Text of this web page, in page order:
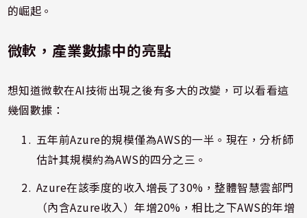
的崛起。
微軟，產業數據中的亮點
想知道微軟在AI技術出現之後有多大的改變，可以看看這
幾個數據：
五年前Azure的規模僅為AWS的一半。現在，分析師
估計其規模約為AWS的四分之三。
Azure在該季度的收入增長了30%，整體智慧雲部門
（內含Azure收入）年增20%，相比之下AWS的年增